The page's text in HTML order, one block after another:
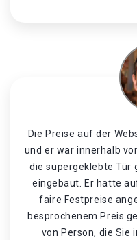
Die Preise auf der
und er war innerhalb
die supergeklebte Tür
eingebaut. Er hatte
faire Festpreise
besprochenem Preis
von Person, die Sie